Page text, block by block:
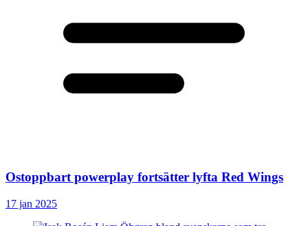
Ostoppbart powerplay fortsätter lyfta Red Wings
17 jan 2025